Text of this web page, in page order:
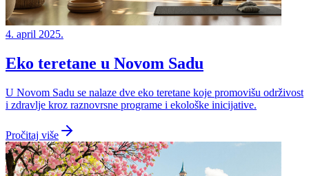
4. april 2025.
Eko teretane u Novom Sadu
U Novom Sadu se nalaze dve eko teretane koje promovišu održivost
i zdravlje kroz raznovrsne programe i ekološke inicijative.
Pročitaj više